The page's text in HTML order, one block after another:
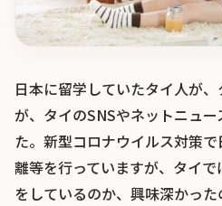
日本に留学していたタイ人が
が、タイのSNSやネットニュ
た。新型コロナウイルス対策
離等を行っていますが、タイ
をしているのか、興味深かっ